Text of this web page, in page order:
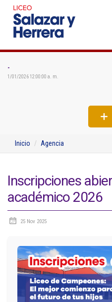
-
1/01/2026 12:00:00 a. m.
Inicio Agencia
Inscripciones
académico 2026
25 Nov 2025
Formación
Extensión
Bienestar
Académico
Padres